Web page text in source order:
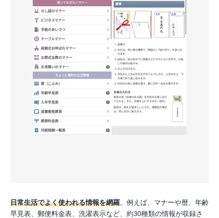
日常生活でよく使われる情報を網羅。例えば、マナーや暦、年齢
早見表、郵便料金表、洗濯表示など、約30種類の情報が収録さ